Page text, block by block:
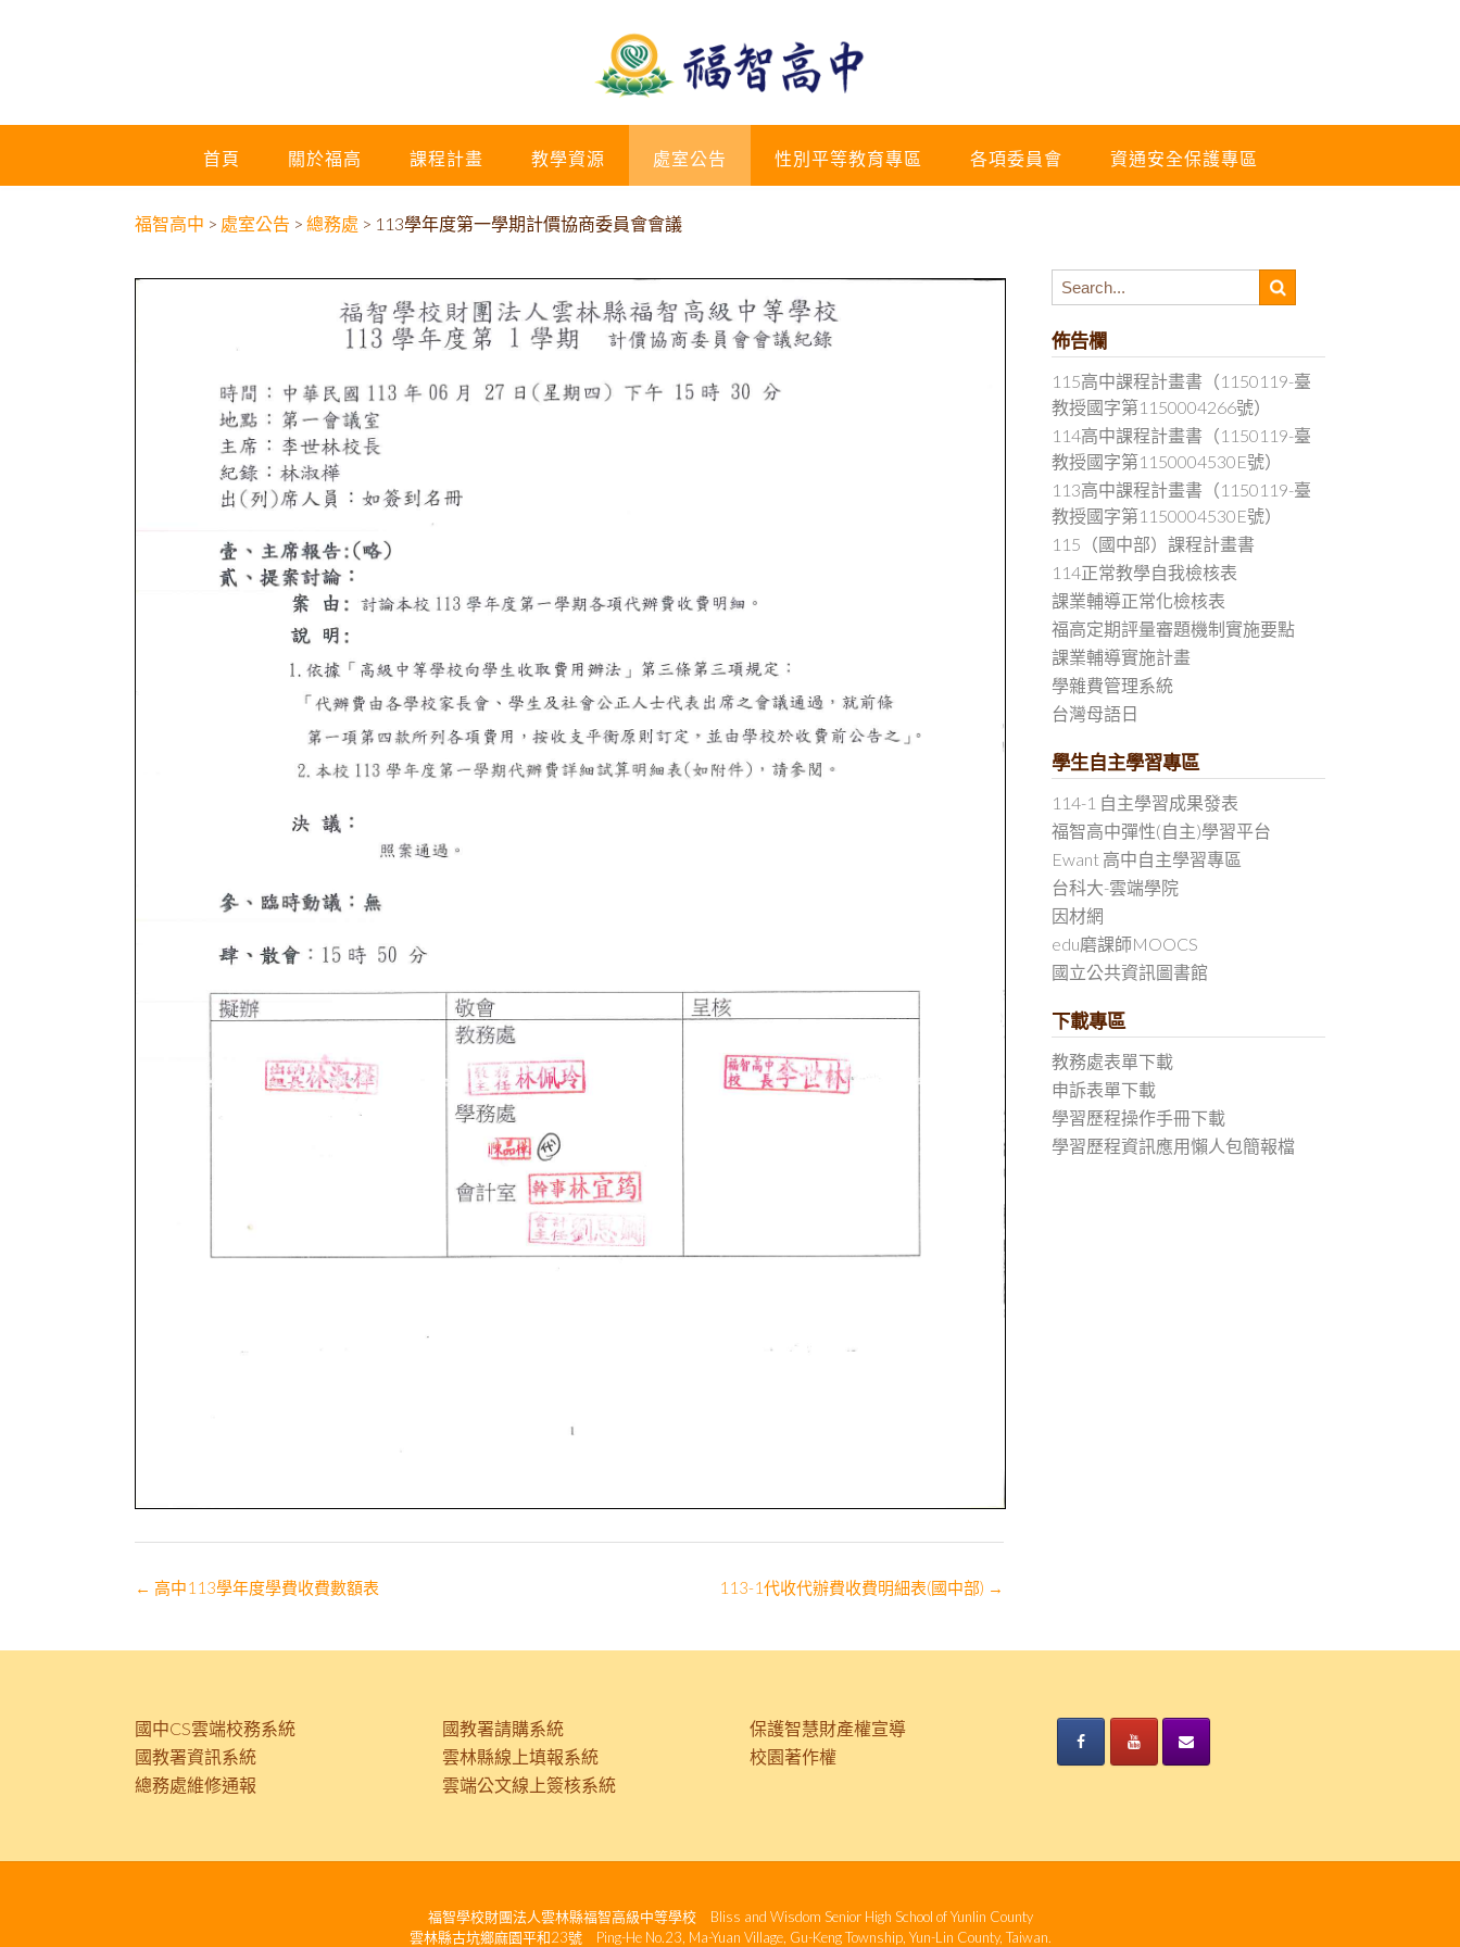
首頁 關於福高 課程計畫 教學資源 處室公告 性別平等教育專區 各項委員會 資通安全保護專區
福智高中 > 處室公告 > 總務處 > 113學年度第一學期計價協商委員會會議
Post
113-1代收代辦費收費明細表(國中部) →
← 高中113學年度學費收費數額表
佈告欄
115高中課程計畫書（1150119-臺
教授國字第1150004266號）
114高中課程計畫書（1150119-臺
教授國字第1150004530E號）
113高中課程計畫書（1150119-臺
教授國字第1150004530E號）
115（國中部）課程計畫書
114正常教學自我檢核表
課業輔導正常化檢核表
福高定期評量審題機制實施要點
課業輔導實施計畫
學雜費管理系統
台灣母語日
學生自主學習專區
114-1 自主學習成果發表
福智高中彈性(自主)學習平台
Ewant 高中自主學習專區
台科大-雲端學院
因材網
edu磨課師MOOCS
國立公共資訊圖書館
下載專區
教務處表單下載
申訴表單下載
學習歷程操作手冊下載
學習歷程資訊應用懶人包簡報檔
國中CS雲端校務系統
國教署資訊系統
總務處維修通報
國教署請購系統
雲林縣線上填報系統
雲端公文線上簽核系統
保護智慧財產權宣導
校園著作權
福智學校財團法人雲林縣福智高級中等學校 Bliss and Wisdom Senior High School of Yunlin County
雲林縣古坑鄉麻園平和23號 Ping-He No.23, Ma-Yuan Village, Gu-Keng Township, Yun-Lin County, Taiwan.